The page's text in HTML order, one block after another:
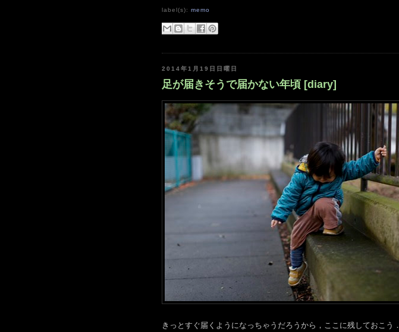
label(s):memo
2014年1月19日日曜日
足が届きそうで届かない年頃 [diary]
きっとすぐ届くようになっちゃうだろうから，ここに残しておこう．